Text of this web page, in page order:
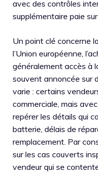
avec des contrôles
supplémentaire paie
Un point clé concerne la
l’Union européenne,
généralement accès à
souvent annoncée sur
varie : certains
commerciale, mais
repérer les détails qui
batterie, délais de
remplacement. Par
sur les cas couverts
vendeur qui se